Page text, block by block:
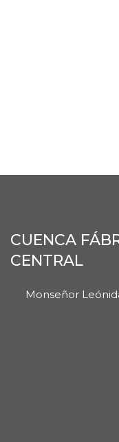
CUENCA
CENTRAL
Monseñor